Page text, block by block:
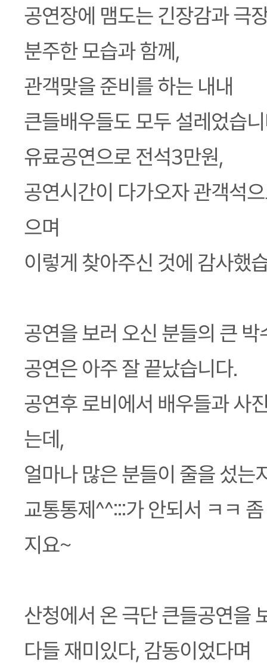
공연장에 맴도는 긴장감과 극
분주한 모습과 함께,
관객맞을 준비를 하는 내내
큰들배우들도 모두 설레었습
유료공연으로 전석3만원,
공연시간이 다가오자 관객석
으며
이렇게 찾아주신 것에 감사했
공연을 보러 오신 분들의 큰
공연은 아주 잘 끝났습니다.
공연후 로비에서 배우들과 사
는데,
얼마나 많은 분들이 줄을 섰는
교통통제^^:::가 안되서 ㅋㅋ
지요~
산청에서 온 극단 큰들공연을
다들 재미있다, 감동이었다며